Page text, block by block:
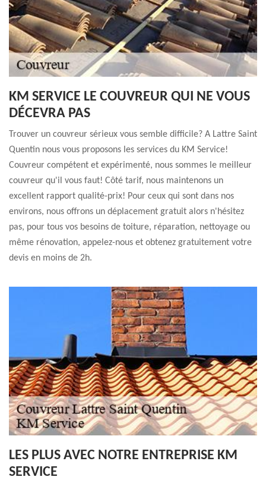
KM SERVICE LE COUVREUR QUI NE VOUS
DÉCEVRA PAS
Trouver un couvreur sérieux vous semble difficile? A Lattre Saint
Quentin nous vous proposons les services du KM Service!
Couvreur compétent et expérimenté, nous sommes le meilleur
couvreur qu'il vous faut! Côté tarif, nous maintenons un
excellent rapport qualité-prix! Pour ceux qui sont dans nos
environs, nous offrons un déplacement gratuit alors n'hésitez
pas, pour tous vos besoins de toiture, réparation, nettoyage ou
même rénovation, appelez-nous et obtenez gratuitement votre
devis en moins de 2h.
LES PLUS AVEC NOTRE ENTREPRISE KM
SERVICE